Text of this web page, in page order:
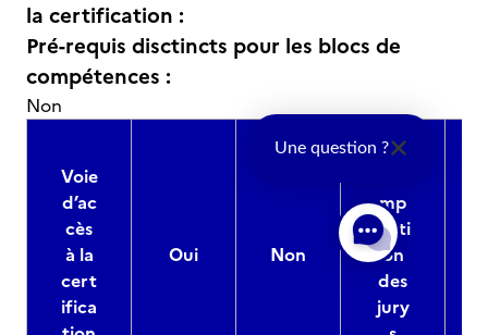
la certification :
Pré-requis disctincts pour les blocs de
compétences :
Non
Voie
d’ac
cès
à la
cert
ifica
Oui Non
mp
ositi
on
des
jury
Une question ?